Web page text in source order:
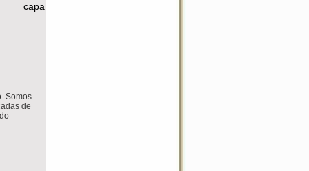
capa
Somos
de